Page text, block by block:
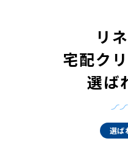
リ
宅配ク
選ば
選ば